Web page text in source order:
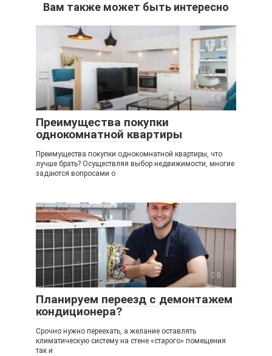
Вам также может быть интересно
0
Преимущества покупки
однокомнатной квартиры
Преимущества покупки однокомнатной квартиры, что
лучше брать? Осуществляя выбор недвижимости, многие
задаются вопросами о
0
Планируем переезд с демонтажем
кондиционера?
Срочно нужно переехать, а желание оставлять
климатическую систему на стене «старого» помещения
так и